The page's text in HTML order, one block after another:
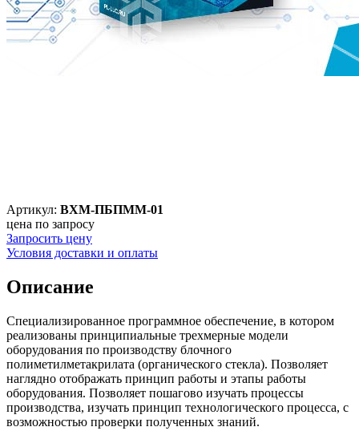
Артикул: ВХМ-ПБПММ-01
цена по запросу
Запросить цену
Условия доставки и оплаты
Описание
Специализированное программное обеспечение, в котором
реализованы принципиальные трехмерные модели
оборудования по производству блочного
полиметилметакрилата (органического стекла). Позволяет
наглядно отображать принцип работы и этапы работы
оборудования. Позволяет пошагово изучать процессы
производства, изучать принцип технологического процесса, с
возможностью проверки полученных знаний.